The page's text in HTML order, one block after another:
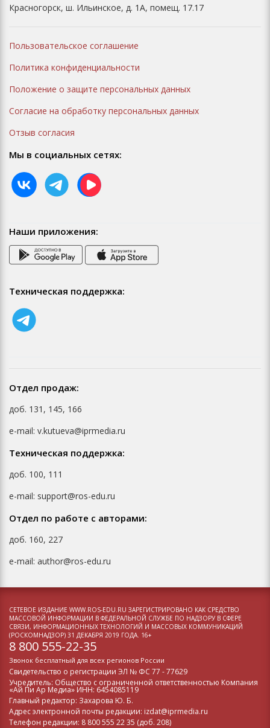
Красногорск, ш. Ильинское, д. 1А, помещ. 17.17
Пользовательское соглашение
Политика конфиденциальности
Положение о защите персональных данных
Согласие на обработку персональных данных
Отзыв согласия
Мы в социальных сетях:
Наши приложения:
Техническая поддержка:
Отдел продаж:
доб. 131, 145, 166
e-mail: v.kutueva@iprmedia.ru
Техническая поддержка:
доб. 100, 111
e-mail: support@ros-edu.ru
Отдел по работе с авторами:
доб. 160, 227
e-mail: author@ros-edu.ru
СЕТЕВОЕ ИЗДАНИЕ WWW.ROS-EDU.RU ЗАРЕГИСТРИРОВАНО КАК СРЕДСТВО
МАССОВОЙ ИНФОРМАЦИИ В ФЕДЕРАЛЬНОЙ СЛУЖБЕ ПО НАДЗОРУ В СФЕРЕ
СВЯЗИ, ИНФОРМАЦИОННЫХ ТЕХНОЛОГИЙ И МАССОВЫХ КОММУНИКАЦИЙ
(РОСКОМНАДЗОР) 31 ДЕКАБРЯ 2019 ГОДА. 16+
8 800 555-22-35
Звонок бесплатный для всех регионов России
Свидетельство о регистрации ЭЛ № ФС 77 - 77629
Учредитель: Общество с ограниченной ответственностью Компания
«Ай Пи Ар Медиа» ИНН: 6454085119
Главный редактор: Захарова Ю. Б.
Адрес электронной почты редакции: izdat@iprmedia.ru
Телефон редакции: 8 800 555 22 35 (доб. 208)